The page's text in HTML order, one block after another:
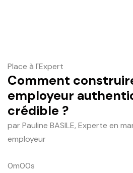
Place à l'Expert
Comment
employeur
crédible ?
par Pauline BASILE, Experte en
employeur
0m00s